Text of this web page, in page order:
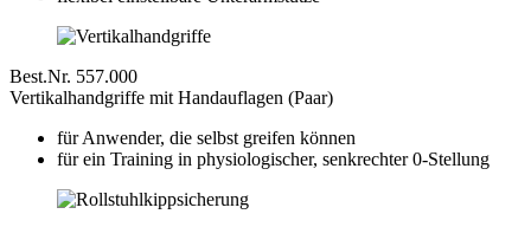
Best.Nr. 557.000
Vertikalhandgriffe mit Handauflagen (Paar)
für Anwender, die selbst greifen können
für ein Training in physiologischer, senkrechter 0-Stellung